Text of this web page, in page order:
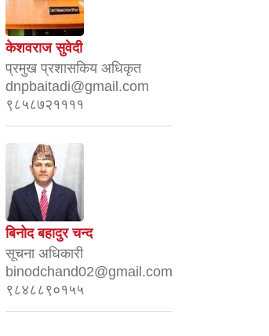
केशवराज सुवेदी
प्रमुख प्रशासकिय अधिकृत
dnpbaitadi@gmail.com
९८५८७२११११
बिनोद बहादुर चन्द
सूचना अधिकारी
binodchand02@gmail.com
९८४८८९०१५५